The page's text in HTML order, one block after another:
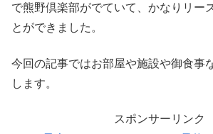
で熊野倶楽部がでていて、かなりリー
とができました。
今回の記事ではお部屋や施設や御食事
します。
スポンサーリンク